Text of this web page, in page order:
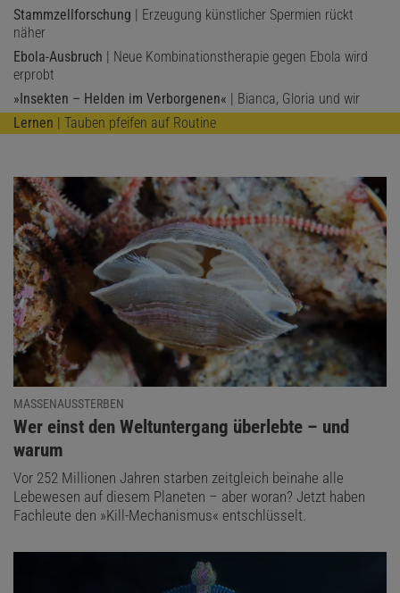
Stammzellforschung | Erzeugung künstlicher Spermien rückt
näher
Ebola-Ausbruch | Neue Kombinationstherapie gegen Ebola wird
erprobt
»Insekten – Helden im Verborgenen« | Bianca, Gloria und wir
Lernen | Tauben pfeifen auf Routine
MASSENAUSSTERBEN
:
Wer einst den Weltuntergang überlebte – und
warum
Vor 252 Millionen Jahren starben zeitgleich beinahe alle
Lebewesen auf diesem Planeten – aber woran? Jetzt haben
Fachleute den »Kill-Mechanismus« entschlüsselt.